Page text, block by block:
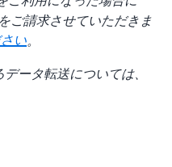
ご請求させていただきま
い。
ータ転送については、